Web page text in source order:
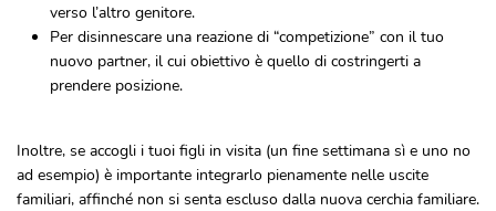
verso l’altro genitore.
Per disinnescare una reazione di “competizione” con il tuo
nuovo partner, il cui obiettivo è quello di costringerti a
prendere posizione.
Inoltre, se accogli i tuoi figli in visita (un fine settimana sì e uno no
ad esempio) è importante integrarlo pienamente nelle uscite
familiari, affinché non si senta escluso dalla nuova cerchia familiare.